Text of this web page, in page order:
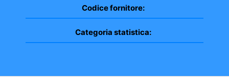
Codice fornitore:
Categoria statistica: